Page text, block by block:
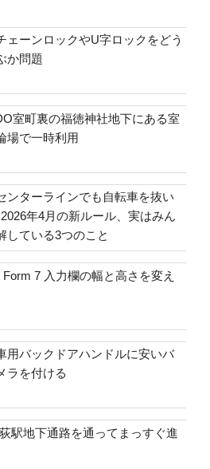
ェーンロックやU字ロックをどう
か問題
室町裏の福徳神社地下にある室
場で一時利用
ンターラインでも自転車を抜い
年4月の新ルール、実はみん
している3つのこと
7 入力欄の幅と高さを変え
用バックドアハンドルに安いバ
ラを付ける
駅地下通路を通ってまっすぐ進